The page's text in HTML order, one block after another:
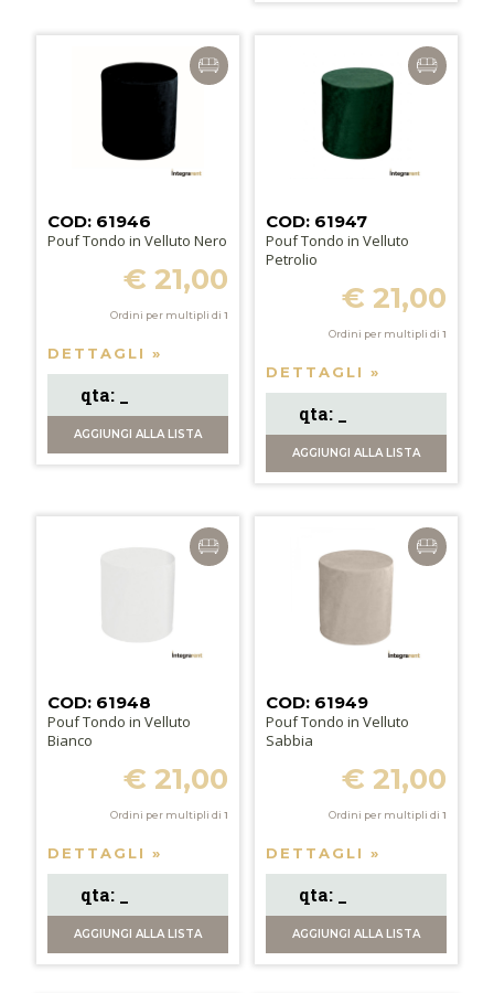
COD: 61946
Pouf Tondo in Velluto Nero
€ 21,00
Ordini per multipli di 1
DETTAGLI »
AGGIUNGIALLA LISTA
COD: 61947
Pouf Tondo in Velluto
Petrolio
€ 21,00
Ordini per multipli di 1
DETTAGLI »
AGGIUNGI ALLA LISTA
COD: 61948
Pouf Tondo in Velluto
Bianco
€ 21,00
Ordini per multipli di 1
DETTAGLI »
AGGIUNGIALLA LISTA
COD: 61949
Pouf Tondo in Velluto
Sabbia
€ 21,00
Ordini per multipli di 1
DETTAGLI »
AGGIUNGI ALLA LISTA